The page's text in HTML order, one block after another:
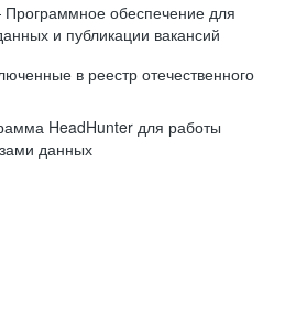
обеспечение для
и публикации вакансий
в реестр отечественного
HeadHunter для работы
данных